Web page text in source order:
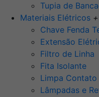
Tupia de
Materiais Elétricos +
Chave Fenda
Extensão
Filtro de Linha
Fita Isolante
Limpa
Lâmpadas e